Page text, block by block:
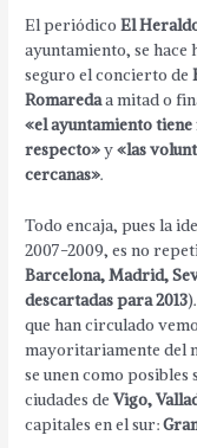
El periódicoEl
ayuntamiento, se hace
seguro el concierto de
Romaredaa mitad o
«el ayuntamiento tiene
respecto»y«las
cercanas».
Todo encaja, pues la
2007-2009, es no
Barcelona, Madrid,
descartadas para 2013
que han circulado
mayoritariamente del
se unen como posibles
ciudades deVigo,
capitales en el sur: